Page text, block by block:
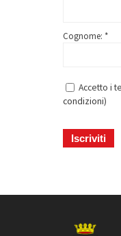
Cognome: *
Accetto i
condizioni)